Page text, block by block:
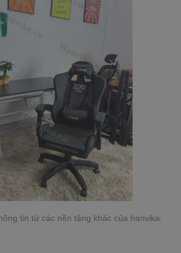
tin từ các nền tảng khác của hanvika: